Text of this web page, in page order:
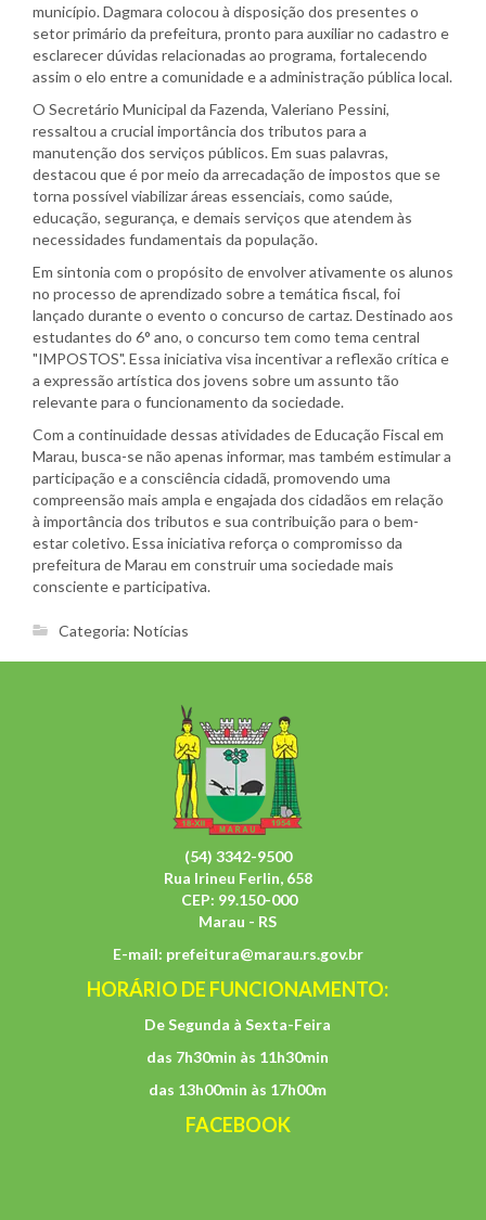
município. Dagmara colocou à disposição dos presentes o
setor primário da prefeitura, pronto para auxiliar no cadastro e
esclarecer dúvidas relacionadas ao programa, fortalecendo
assim o elo entre a comunidade e a administração pública local.
O Secretário Municipal da Fazenda, Valeriano Pessini,
ressaltou a crucial importância dos tributos para a
manutenção dos serviços públicos. Em suas palavras,
destacou que é por meio da arrecadação de impostos que se
torna possível viabilizar áreas essenciais, como saúde,
educação, segurança, e demais serviços que atendem às
necessidades fundamentais da população.
Em sintonia com o propósito de envolver ativamente os alunos
no processo de aprendizado sobre a temática fiscal, foi
lançado durante o evento o concurso de cartaz. Destinado aos
estudantes do 6° ano, o concurso tem como tema central
"IMPOSTOS". Essa iniciativa visa incentivar a reflexão crítica e
a expressão artística dos jovens sobre um assunto tão
relevante para o funcionamento da sociedade.
Com a continuidade dessas atividades de Educação Fiscal em
Marau, busca-se não apenas informar, mas também estimular a
participação e a consciência cidadã, promovendo uma
compreensão mais ampla e engajada dos cidadãos em relação
à importância dos tributos e sua contribuição para o bem-
estar coletivo. Essa iniciativa reforça o compromisso da
prefeitura de Marau em construir uma sociedade mais
consciente e participativa.
Categoria: Notícias
(54) 3342-9500
Rua Irineu Ferlin, 658
CEP: 99.150-000
Marau - RS
E-mail: prefeitura@marau.rs.gov.br
HORÁRIO DE FUNCIONAMENTO:
De Segunda à Sexta-Feira
das 7h30min às 11h30min
das 13h00min às 17h00m
FACEBOOK